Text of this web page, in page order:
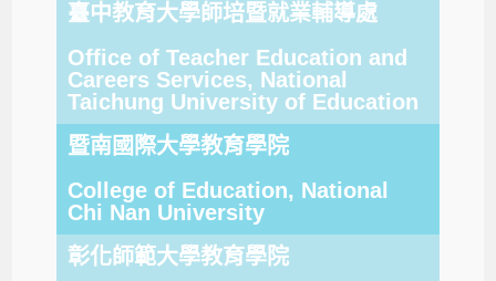
臺中教育大學師培暨就業輔導處
Office of Teacher Education and
Careers Services, National
Taichung University of Education
暨南國際大學教育學院
College of Education, National
Chi Nan University
彰化師範大學教育學院